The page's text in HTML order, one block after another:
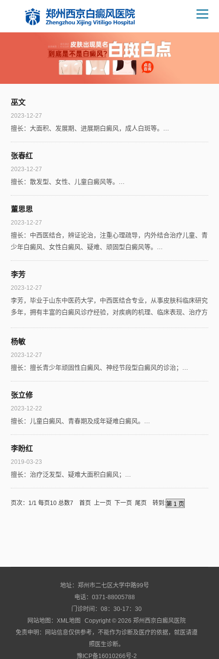
巫文
2023-12-27
擅长：大面积、发展期、进展期白癜风，成人白斑等。...
张春红
2023-12-27
擅长：散发型、女性、儿童白癜风等。...
董思思
2023-12-27
擅长：中西医结合，辨证论治，注重心理疏导，内外结合治疗儿童、青
少年白癜风、女性白癜风、疑难、顽固型白癜风等。...
李芳
2023-12-27
李芳，毕业于山东中医药大学，中西医结合专业，从事皮肤科临床研究
多年，拥有丰富的白癜风诊疗经验，对疾病的机理、临床表现、治疗方
杨敏
2023-12-27
擅长：擅长青少年顽固性白癜风、神经节段型白癜风的诊治；...
张立修
2023-12-22
擅长：儿童白癜风、青春期及成年疑难白癜风。...
李盼红
2019-03-23
擅长：治疗泛发型、疑难大面积白癜风；...
页次：1/1 每页10 总数7 首页 上一页 下一页 尾页 转到:
地址：郑州市二七区大学中路99号
电话：0371-88005788
门诊时间：08：30-17：30
网站地图：XML地图 Copyright © 2026郑州西京白癜风医院
免责申明：网站信息仅供参考，不能作为诊断及医疗的依据，就医请遵
照医生诊断。
豫ICP备16010266号-2